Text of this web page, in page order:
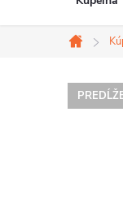
Domov